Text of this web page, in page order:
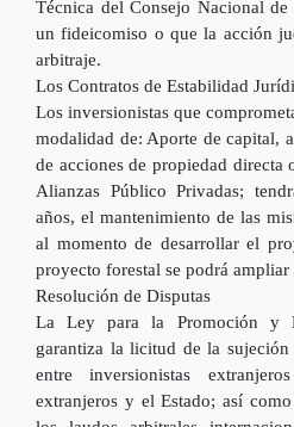
Técnica del Consejo Nacional
un fideicomiso o que la acción
arbitraje.
Los Contratos de Estabilidad
Los inversionistas que
modalidad de: Aporte de capital,
de acciones de propiedad directa
Alianzas Público Privadas;
años, el mantenimiento de las
al momento de desarrollar el
proyecto forestal se podrá ampliar
Resolución de Disputas
La Ley para la Promoción y
garantiza la licitud de la
entre inversionistas
extranjeros y el Estado; así